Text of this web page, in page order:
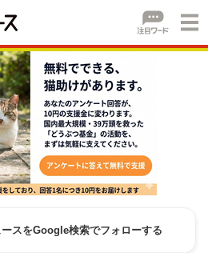
ースをGoogle検索でフォローする